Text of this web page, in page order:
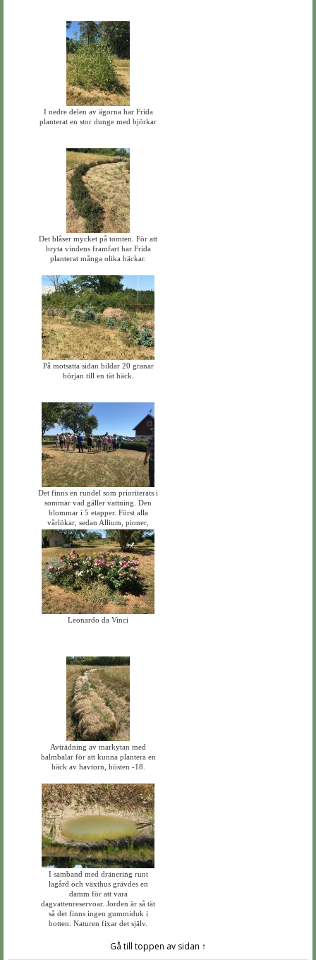
I nedre delen av ägorna har Frida
planterat en stor dunge med björkar
Det blåser mycket på tomten. För att
bryta vindens framfart har Frida
planterat många olika häckar.
På motsatta sidan bildar 20 granar
början till en tät häck.
Det finns en rundel som prioriterats i
sommar vad gäller vattning. Den
blommar i 5 etapper. Först alla
vårlökar, sedan Allium, pioner,
rosor och sist stormhatt.
Leonardo da Vinci
Avträdning av markytan med
halmbalar för att kunna plantera en
häck av havtorn, hösten -18.
I samband med dränering runt
lagård och växthus grävdes en
damm för att vara
dagvattenreservoar. Jorden är så tät
så det finns ingen gummiduk i
botten. Naturen fixar det själv.
Gå till toppen av sidan ↑